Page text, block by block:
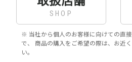
SHOP
※ 当社から個人のお客様に向けての直
で、 商品の購入をご希望の際は、お近
い。